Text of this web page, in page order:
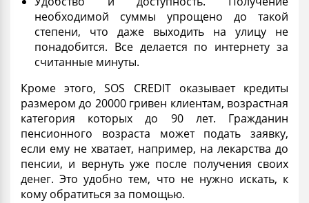
необходимой суммы упрощено до такой
степени, что даже выходить на улицу не
понадобится. Все делается по интернету за
считанные минуты.
Кроме этого, SOS CREDIT оказывает кредиты
размером до 20000 гривен клиентам, возрастная
категория которых до 90 лет. Гражданин
пенсионного возраста может подать заявку,
если ему не хватает, например, на лекарства до
пенсии, и вернуть уже после получения своих
денег. Это удобно тем, что не нужно искать, к
кому обратиться за помощью.